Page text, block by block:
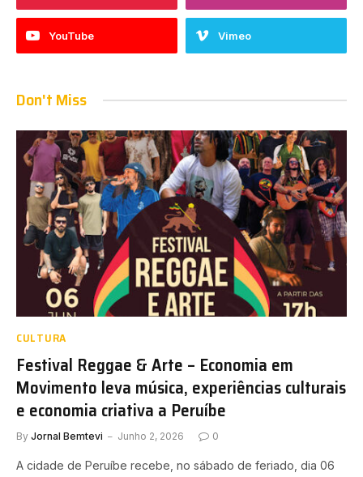
YouTube Vimeo
Don't Miss
CULTURA
Festival Reggae & Arte – Economia em
Movimento leva música, experiências culturais
e economia criativa a Peruíbe
By Jornal Bemtevi Junho 2, 2026 0
A cidade de Peruíbe recebe, no sábado de feriado, dia 06